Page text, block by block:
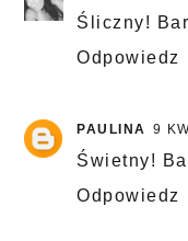
Śliczny!
Odpowiedz
PAULINA 9
Świetny!
Odpowiedz